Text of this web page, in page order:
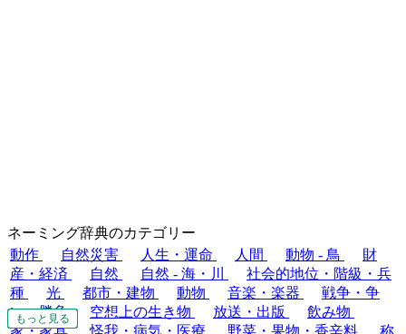
もっと見る
もっと見る
もっと見る
もっと見る
もっと見る
もっと見る
もっと見る
もっと見る
もっと見る
もっと見る
もっと見る
もっと見る
もっと見る
もっと見る
もっと見る
もっと見る
もっと見る
もっと見る
ネーミング辞典のカテゴリー
動作
自然災害 人生・運命 人間 動物 - 鳥
財
産・経済
自然 自然 - 海・川
社会的地位・階級・兵
種
光 都市・建物 動物 音楽・楽器
戦争・争
い・勝負
空想上の生き物 放送・出版
飲み物